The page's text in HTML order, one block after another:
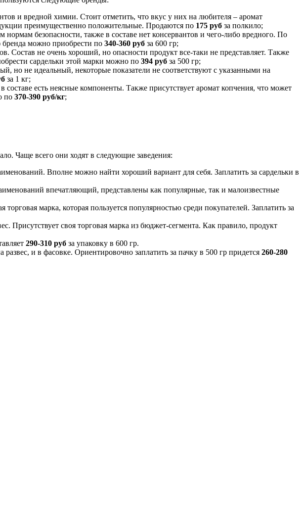
и вредной химии. Стоит отметить, что вкус у них на любителя – аромат
преимущественно положительные. Продаются по 175 руб за полкило;
безопасности, также в составе нет консервантов и чего-либо вредного. По
бренда можно приобрести по 340-360 руб за 600 гр;
не очень хороший, но опасности продукт все-таки не представляет. Также
сардельки этой марки можно по 394 руб за 500 гр;
но не идеальный, некоторые показатели не соответствуют с указанными на
за 1 кг;
есть неясные компоненты. Также присутствует аромат копчения, что может
по 370-390 руб/кг;
Чаще всего они ходят в следующие заведения:
Вполне можно найти хороший вариант для себя. Заплатить за сардельки в
впечатляющий, представлены как популярные, так и малоизвестные
марка, которая пользуется популярностью среди покупателей. Заплатить за
Присутствует своя торговая марка из бюджет-сегмента. Как правило, продукт
290-310 руб за упаковку в 600 гр.
и в фасовке. Ориентировочно заплатить за пачку в 500 гр придется 260-280